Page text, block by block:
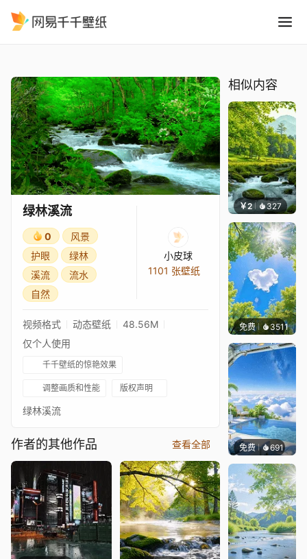
绿林溪流
0
风景
护眼
绿林
溪流
流水
自然
小皮球
1101 张壁纸
视频格式 动态壁纸
48.56M
仅个人使用
千千壁纸的惊艳效果
调整画质和性能 版权声明
绿林溪流
作者的其他作品 查看全部
相似内容
￥2 327小皮
免费 3511豆子
免费 691豆子